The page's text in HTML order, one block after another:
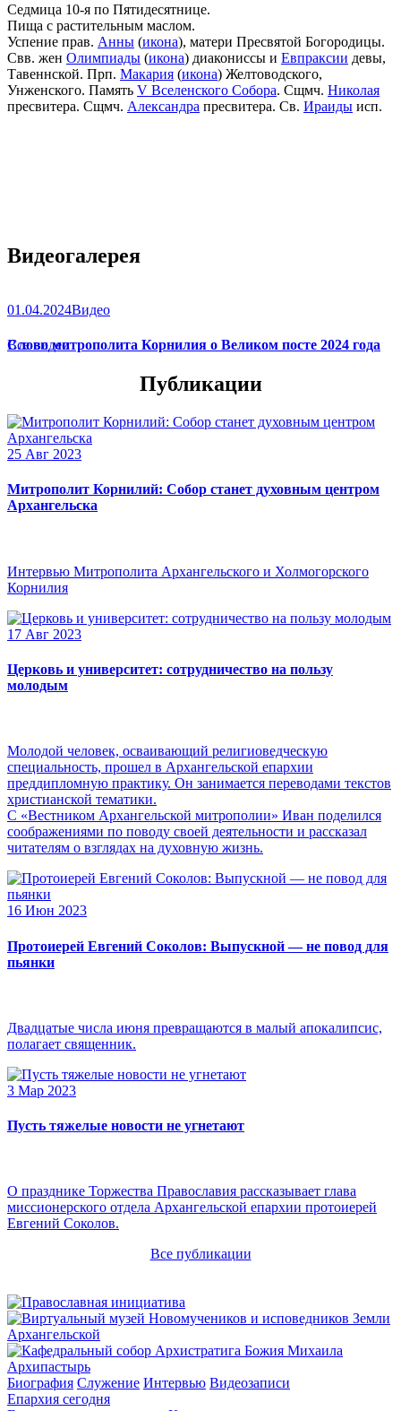
Седмица 10-я по Пятидесятнице.
Пища с растительным маслом.
Успение прав. Анны (икона), матери Пресвятой Богородицы.
Свв. жен Олимпиады (икона) диакониссы и Евпраксии девы,
Тавеннской. Прп. Макария (икона) Желтоводского,
Унженского. Память V Вселенского Собора. Сщмч. Николая
пресвитера. Сщмч. Александра пресвитера. Св. Ираиды исп.
Видеогалерея
01.04.2024Видео
Слово митрополита Корнилия о Великом посте 2024 года
Все видео
Публикации
25 Авг 2023
Митрополит Корнилий: Собор станет духовным центром
Архангельска
Интервью Митрополита Архангельского и Холмогорского
Корнилия
17 Авг 2023
Церковь и университет: сотрудничество на пользу
молодым
Молодой человек, осваивающий религиоведческую
специальность, прошел в Архангельской епархии
преддипломную практику. Он занимается переводами текстов
христианской тематики.
С «Вестником Архангельской митрополии» Иван поделился
соображениями по поводу своей деятельности и рассказал
читателям о взглядах на духовную жизнь.
16 Июн 2023
Протоиерей Евгений Соколов: Выпускной — не повод для
пьянки
Двадцатые числа июня превращаются в малый апокалипсис,
полагает священник.
3 Мар 2023
Пусть тяжелые новости не угнетают
О празднике Торжества Православия рассказывает глава
миссионерского отдела Архангельской епархии протоиерей
Евгений Соколов.
Все публикации
Архипастырь
Биография Служение Интервью Видеозаписи
Епархия сегодня